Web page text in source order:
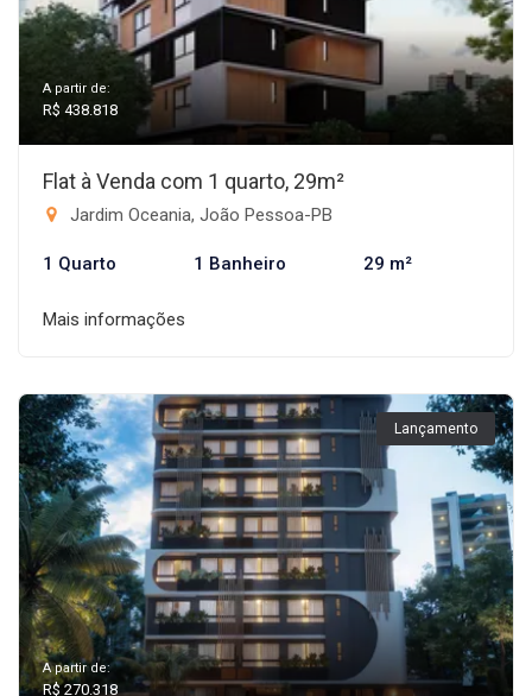
A partir de:
R$ 438.818
Flat à Venda com 1 quarto, 29m²
Jardim Oceania, João Pessoa-PB
1 Quarto 1 Banheiro 29 m²
Mais informações
Lançamento
A partir de:
R$ 270.318